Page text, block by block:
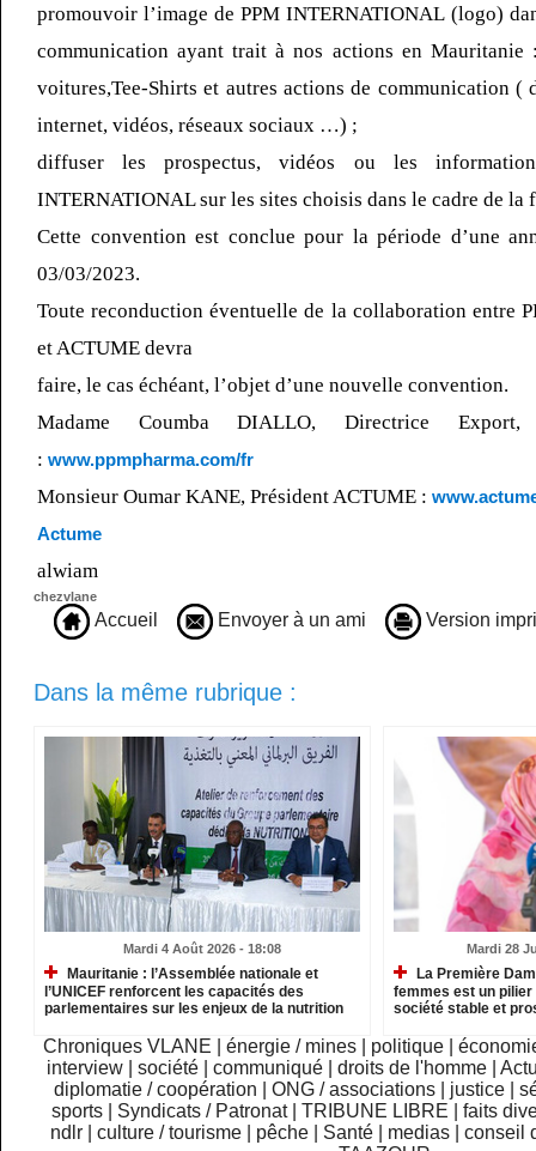
promouvoir l’image de PPM INTERNATIONAL (logo)
communication ayant trait à nos actions en Mauritanie
voitures,Tee-Shirts et autres actions de communication (
internet, vidéos, réseaux sociaux …) ;
diffuser les prospectus, vidéos ou les
INTERNATIONAL sur les sites choisis dans le cadre de la
Cette convention est conclue pour la période d’une
03/03/2023.
Toute reconduction éventuelle de la collaboration entre
et ACTUME devra
faire, le cas échéant, l’objet d’une nouvelle convention.
Madame Coumba DIALLO, Directrice Export,
:www.ppmpharma.com/fr
Monsieur Oumar KANE, Président ACTUME :
Actume
alwiam
chezvlane
Accueil Envoyer à un ami Version
Dans la même rubrique :
Mardi 4 Août 2026 - 18:08
Mauritanie : l’Assemblée nationale et
l’UNICEF renforcent les capacités des
parlementaires sur les enjeux de la nutrition
Mardi 28
La Première
femmes est un
société stable et
Chroniques VLANE énergie / mines politique
interview
|société |communiqué |droits de l'homme |
diplomatie / coopération
ONG / associations justice
sports
Syndicats / Patronat TRIBUNE LIBRE
faits
ndlr
|culture / tourisme pêche Santé medias |conseil